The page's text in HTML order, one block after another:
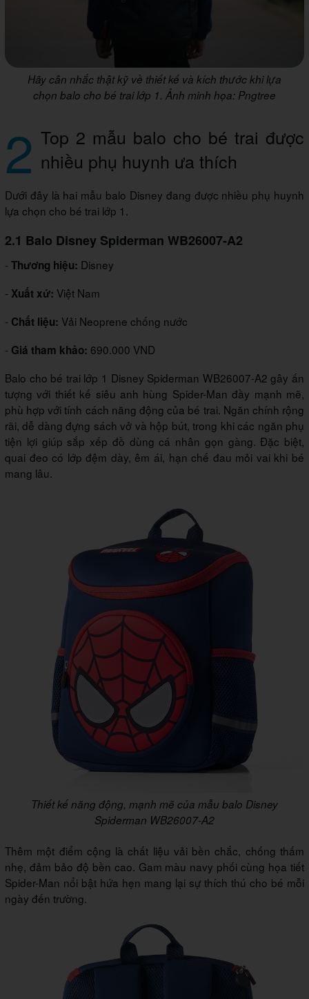
Hãy cân nhắc thật kỹ về thiết kế và kích thước khi lựa
chọn balo cho bé trai lớp 1. Ảnh minh họa: Pngtree
2 Top 2 mẫu balo cho bé trai được
nhiều phụ huynh ưa thích
Dưới đây là hai mẫu balo Disney đang được nhiều phụ huynh
lựa chọn cho bé trai lớp 1.
2.1 Balo Disney Spiderman WB26007-A2
- Thương hiệu: Disney
- Xuất xứ: Việt Nam
- Chất liệu: Vải Neoprene chống nước
- Giá tham khảo: 690.000 VND
Balo cho bé trai lớp 1 Disney Spiderman WB26007-A2 gây ấn
tượng với thiết kế siêu anh hùng Spider-Man đầy mạnh mẽ,
phù hợp với tính cách năng động của bé trai. Ngăn chính rộng
rãi, dễ dàng đựng sách vở và hộp bút, trong khi các ngăn phụ
tiện lợi giúp sắp xếp đồ dùng cá nhân gọn gàng. Đặc biệt,
quai đeo có lớp đệm dày, êm ái, hạn chế đau mỏi vai khi bé
mang lâu.
Thiết kế năng động, mạnh mẽ của mẫu balo Disney
Spiderman WB26007-A2
Thêm một điểm cộng là chất liệu vải bền chắc, chống thấm
nhẹ, đảm bảo độ bền cao. Gam màu navy phối cùng họa tiết
Spider-Man nổi bật hứa hẹn mang lại sự thích thú cho bé mỗi
ngày đến trường.